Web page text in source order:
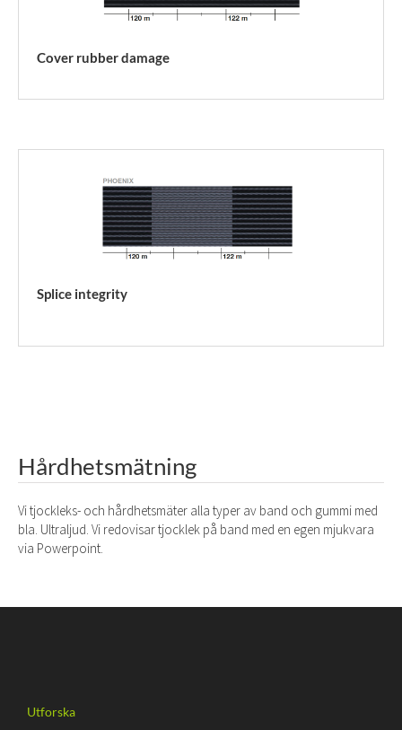
Cover rubber damage
Splice integrity
Hårdhetsmätning
Vi tjockleks- och hårdhetsmäter alla typer av band och gummi med
bla. Ultraljud. Vi redovisar tjocklek på band med en egen mjukvara
via Powerpoint.
Utforska